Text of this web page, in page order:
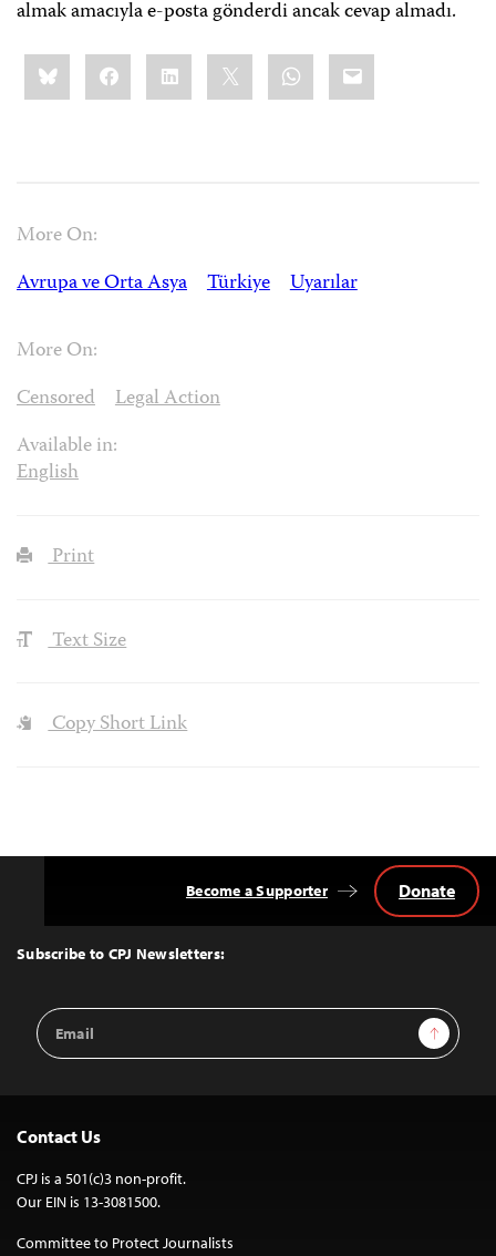
almak amacıyla e-posta gönderdi ancak cevap almadı.
Share
this:BlueskyFacebookLinkedIn WhatsApp
Email
More On:
Avrupa ve Orta Asya
Türkiye Uyarılar
More On:
Censored
Legal Action
Available in:
English
Print
Text Size
Copy Short Link
Top
Subscribe to CPJ Newsletters:
Email
Address
Sign Up
Become a Supporter Donate
Contact Us
CPJ is a 501(c)3 non-profit.
Our EIN is 13-3081500.
Committee to Protect Journalists